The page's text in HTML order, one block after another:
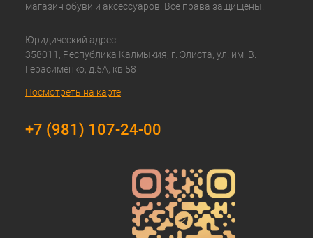
магазин обуви и аксессуаров. Все права защищены.
Юридический адрес:
358011, Республика Калмыкия, г. Элиста, ул. им. В.
Герасименко, д.5А, кв.58
Посмотреть на карте
+7 (981) 107-24-00